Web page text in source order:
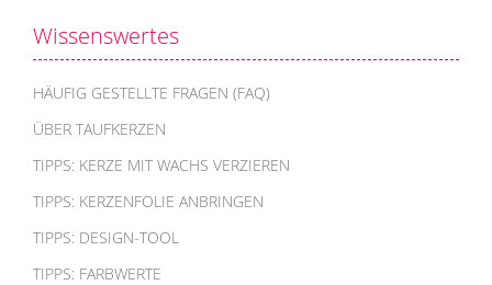
Wissenswertes
HÄUFIG GESTELLTE FRAGEN (FAQ)
ÜBER TAUFKERZEN
TIPPS: KERZE MIT WACHS VERZIEREN
TIPPS: KERZENFOLIE ANBRINGEN
TIPPS: DESIGN-TOOL
TIPPS: FARBWERTE